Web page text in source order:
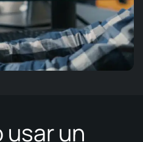
usar un